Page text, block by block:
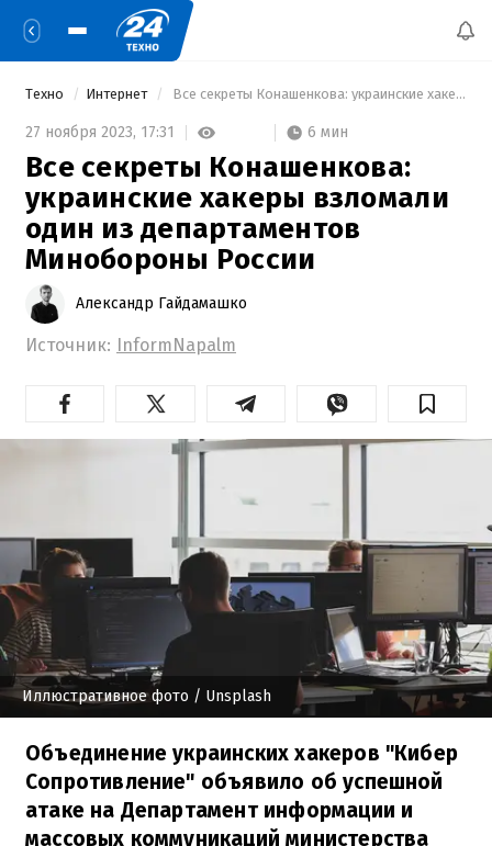
Техно Интернет Все секреты Конашенкова: украинские хакеры взломали один из департаментов Минобороны России
27 ноября 2023, 17:31 6 мин
Все секреты Конашенкова:
украинские хакеры взломали
один из департаментов
Минобороны России
Александр Гайдамашко
Источник: InformNapalm
Иллюстративное фото / Unsplash
Объединение украинских хакеров "Кибер
Сопротивление" объявило об успешной
атаке на Департамент информации и
массовых коммуникаций министерства